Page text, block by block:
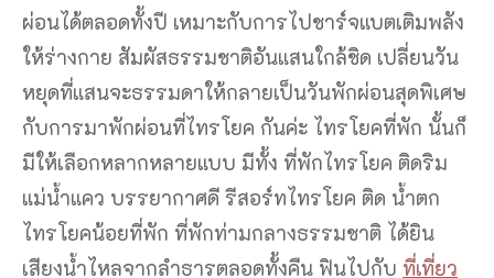
ผ่อนได้ตลอดทั้งปี เหมาะกับการไปชาร์จแบตเติมพลัง
ให้ร่างกาย สัมผัสธรรมชาติอันแสนใกล้ชิด เปลี่ยนวัน
หยุดที่แสนจะธรรมดาให้กลายเป็นวันพักผ่อนสุดพิเศษ
กับการมาพักผ่อนที่ไทรโยค กันค่ะ ไทรโยคที่พัก นั้นก็
มีให้เลือกหลากหลายแบบ มีทั้ง ที่พักไทรโยค ติดริม
แม่น้ำแคว บรรยากาศดี รีสอร์ทไทรโยค ติด น้ำตก
ไทรโยคน้อยที่พัก ที่พักท่ามกลางธรรมชาติ ได้ยิน
เสียงน้ำไหลจากลำธารตลอดทั้งคืน ฟินไปกับ ที่เที่ยว